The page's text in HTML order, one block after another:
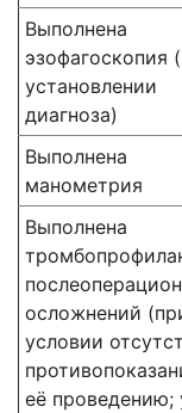
Выполнена
эзофагоскопия
установлении
диагноза)
Выполнена
манометрия
Выполнена
осложнений
условии
её проведению;